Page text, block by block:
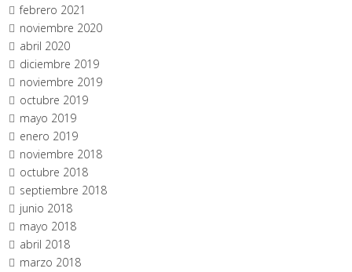
febrero 2021
noviembre 2020
abril 2020
diciembre 2019
noviembre 2019
octubre 2019
mayo 2019
enero 2019
noviembre 2018
octubre 2018
septiembre 2018
junio 2018
mayo 2018
abril 2018
marzo 2018